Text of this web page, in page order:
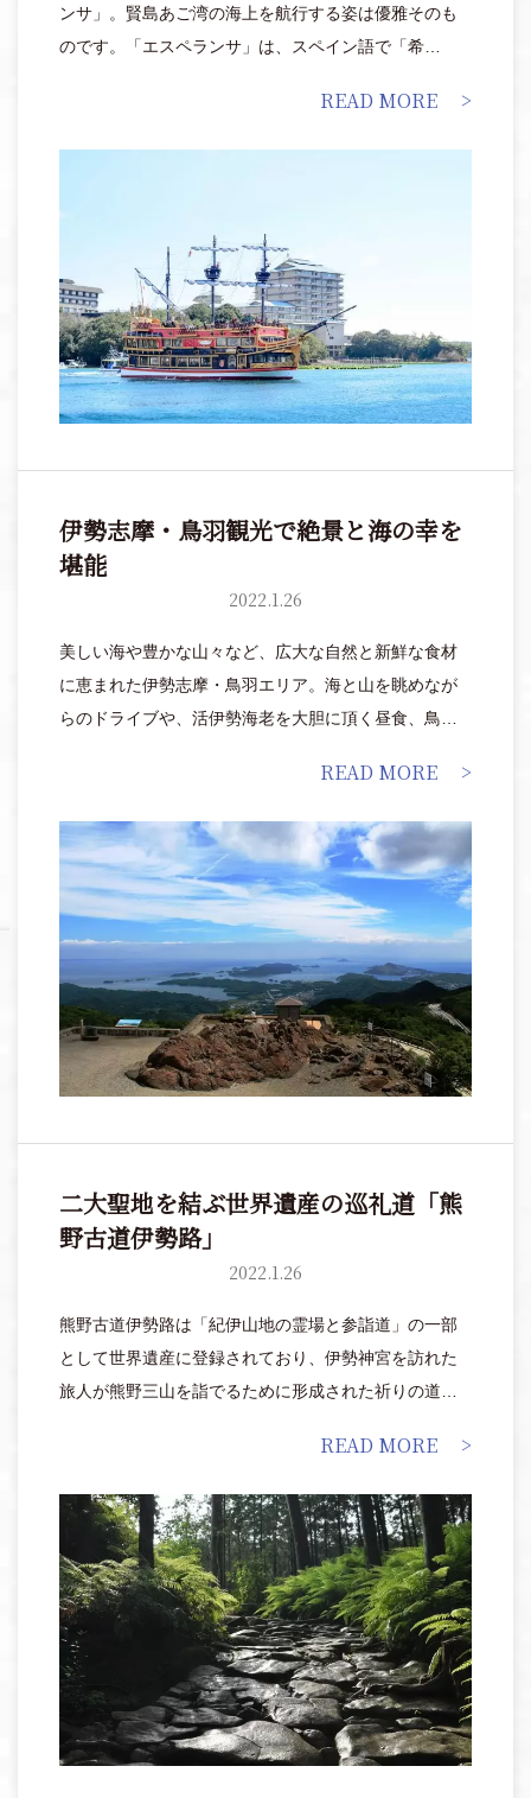
ンサ」。賢島あご湾の海上を航行する姿は優雅そのも
のです。「エスペランサ」は、スペイン語で「希
家たちに思いをはせ、名付けられました。READ MORE
伊勢志摩・鳥羽観光で絶景と海の幸を
堪能
2022.1.26
美しい海や豊かな山々など、広大な自然と新鮮な食材
に恵まれた伊勢志摩・鳥羽エリア。海と山を眺めなが
らのドライブや、活伊勢海老を大胆に頂く昼食、鳥羽
ぶことができる博物館など、見どころ満載のスポット
を紹介します。絶景と海の幸を楽しむ旅へと出かけま
しょう。
READ MORE
二大聖地を結ぶ世界遺産の巡礼道「熊
野古道伊勢路」
2022.1.26
熊野古道伊勢路は「紀伊山地の霊場と参詣道」の一部
として世界遺産に登録されており、伊勢神宮を訪れた
旅人が熊野三山を詣でるために形成された祈りの道で
READ MORE